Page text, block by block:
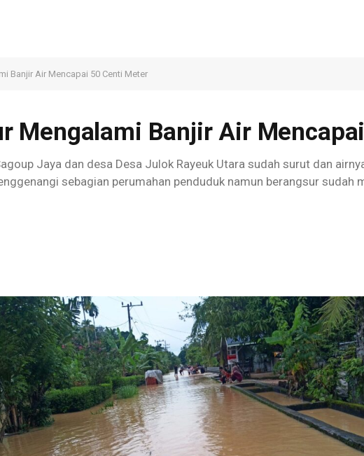
Banjir Air Mencapai 50 Centi Meter
Mengalami Banjir Air
Jaya dan desa Desa Julok Rayeuk Utara sudah surut dan
sebagian perumahan penduduk namun berangsur sudah